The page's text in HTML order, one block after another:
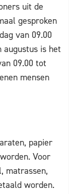
uit de
gesproken
van 09.00
augustus is het
09.00 tot
mensen
papier
Voor
matrassen,
worden.